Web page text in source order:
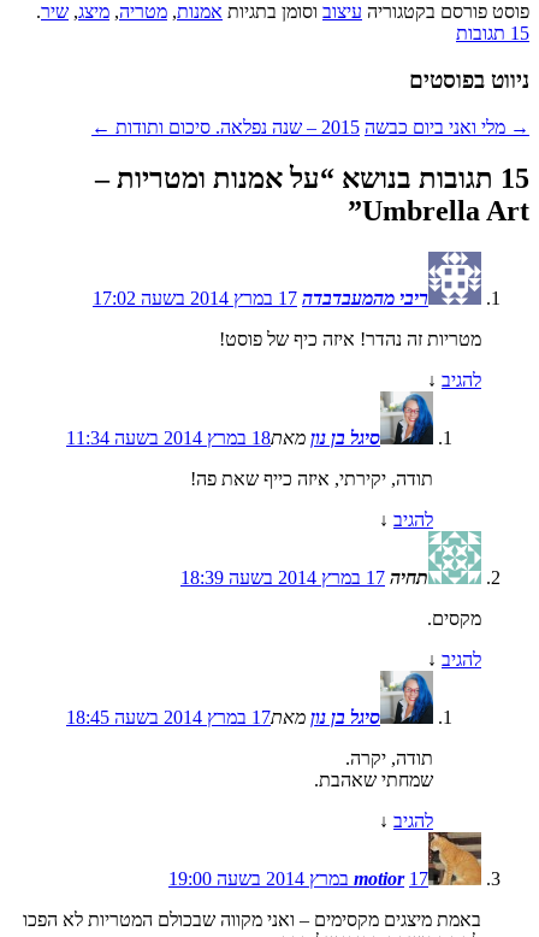
פוסט פורסם בקטגוריהעיצובוסומן בתגיותאמנות,מטריה,מיצג,שיר.
15 תגובות
ניווט בפוסטים
→מלי ואני ביום כבשה 2015 – שנה נפלאה. סיכום ותודות ←
15 תגובות בנושא “
על אמנות ומטריות –
Umbrella Art
”
ריבי מהמעבדבדה 17 במרץ 2014 בשעה 17:02
מטריות זה נהדר! איזה כיף של פוסט!
להגיב ↓
סיגל בן נון מאת18 במרץ 2014 בשעה 11:34
תודה, יקירתי, איזה כייף שאת פה!
להגיב ↓
תחיה 17 במרץ 2014 בשעה 18:39
מקסים.
להגיב ↓
סיגל בן נון מאת17 במרץ 2014 בשעה 18:45
תודה, יקרה.
שמחתי שאהבת.
להגיב ↓
motior 17 במרץ 2014 בשעה 19:00
באמת מיצגים מקסימים – ואני מקווה שבכולם המטריות לא הפכו